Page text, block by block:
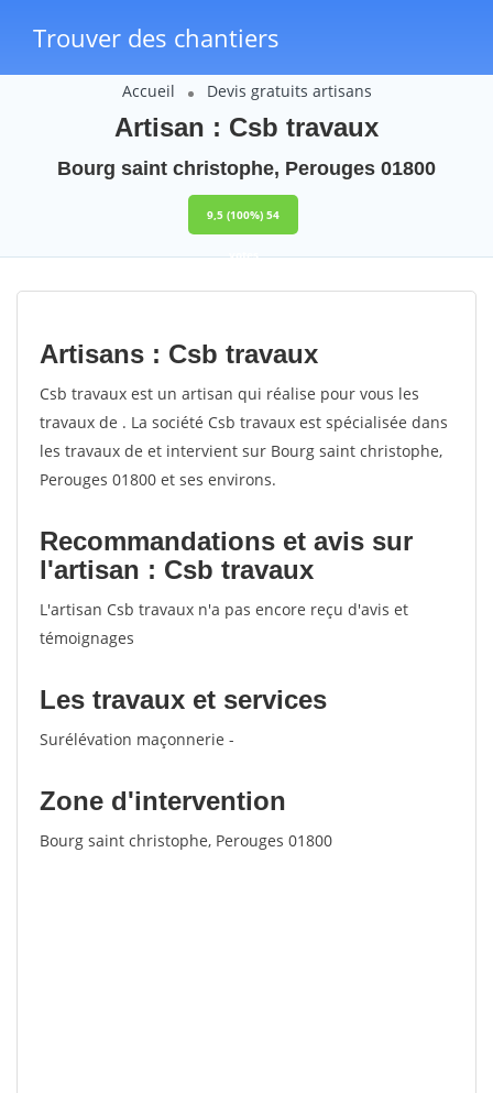
Trouver des chantiers
Accueil Devis gratuits artisans
Artisan : Csb travaux
Bourg saint christophe, Perouges 01800
9,5 (100%) 54
votes
Artisans : Csb travaux
Csb travaux est un artisan qui réalise pour vous les
travaux de . La société Csb travaux est spécialisée dans
les travaux de et intervient sur Bourg saint christophe,
Perouges 01800 et ses environs.
Recommandations et avis sur
l'artisan : Csb travaux
L'artisan Csb travaux n'a pas encore reçu d'avis et
témoignages
Les travaux et services
Surélévation maçonnerie -
Zone d'intervention
Bourg saint christophe, Perouges 01800